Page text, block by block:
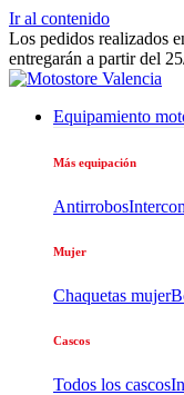
Ir al contenido
Los pedidos realizados
entregarán a partir del
Equipamiento
Más equipación
Antirrobos
Mujer
Chaquetas mujer
Cascos
Todos los cascos